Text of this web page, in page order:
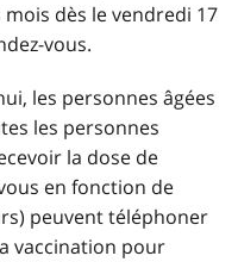
dès le vendredi 17
vous.
les personnes âgées
les personnes
la dose de
en fonction de
peuvent téléphoner
vaccination pour